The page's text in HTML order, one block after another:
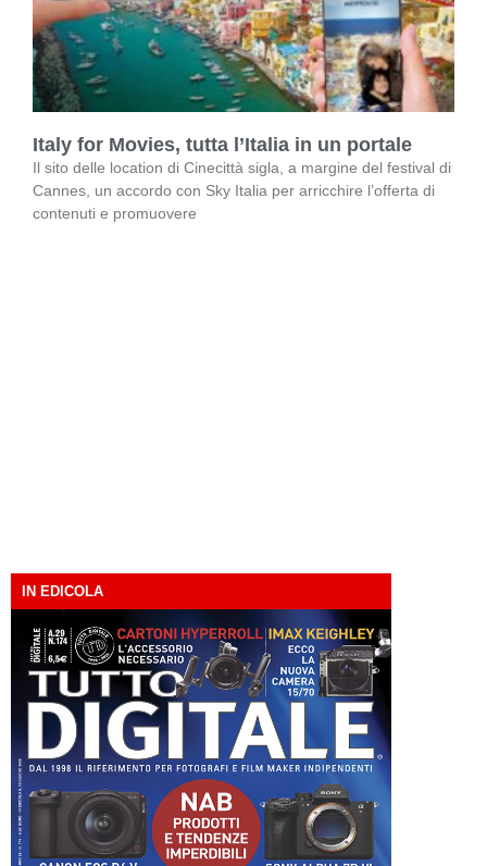
Italy for Movies, tutta l’Italia in un portale
Il sito delle location di Cinecittà sigla, a margine del festival di
Cannes, un accordo con Sky Italia per arricchire l’offerta di
contenuti e promuovere
IN EDICOLA